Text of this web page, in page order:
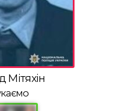
Мітяхін